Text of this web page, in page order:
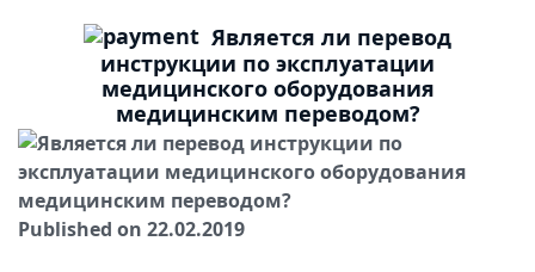
Является ли перевод
инструкции по эксплуатации
медицинского оборудования
медицинским переводом?
Published on 22.02.2019